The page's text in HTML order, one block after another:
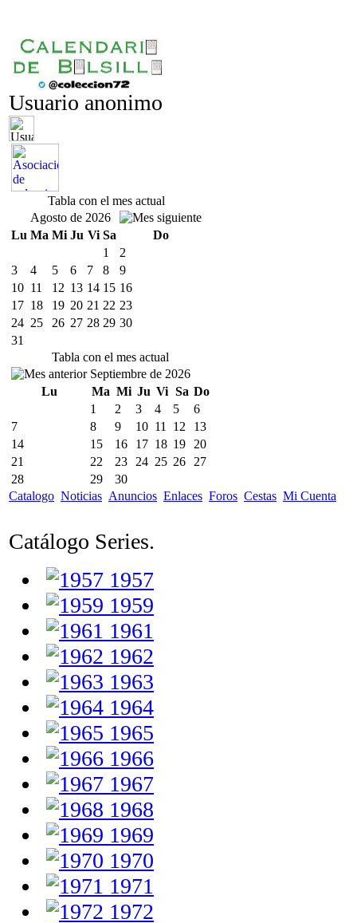
Usuario anonimo
Tabla con el mes actual
Agosto de 2026
Lu Ma Mi Ju Vi Sa
Do
1
2
3
4 5 6 7 8
9
10 11 12 13 14 15 16
17 18 19 20 21 22 23
24 25 26 27 28 29 30
31
Tabla con el mes actual
Septiembre de 2026
Lu
Ma Mi Ju Vi Sa Do
1
2 3 4 5
6
7
8 9 10 11 12
13
14
15 16 17 18 19
20
21
22 23 24 25 26
27
28
29
30
Catalogo Noticias Anuncios Enlaces Foros Cestas Mi Cuenta
Catálogo Series.
1957
1959
1961
1962
1963
1964
1965
1966
1967
1968
1969
1970
1971
1972